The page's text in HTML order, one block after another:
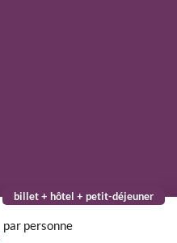
billet + hôtel + petit-déjeuner
par personne